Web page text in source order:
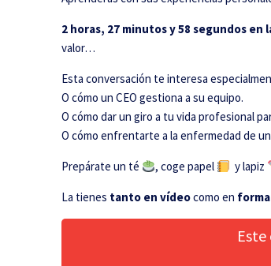
2 horas, 27 minutos y 58 segundos en
valor…
Esta conversación te interesa
O cómo un CEO gestiona a su equipo.
O cómo dar un giro a tu vida profesional
O cómo enfrentarte a la enfermedad de
Prepárate un té , coge papel y lapiz
La tienes tanto en vídeocomo en